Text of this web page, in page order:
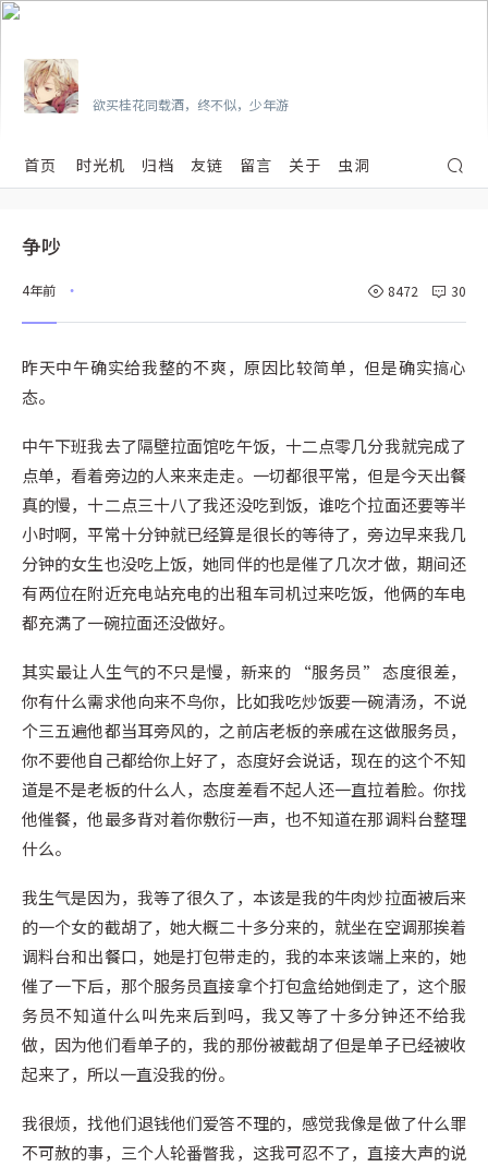
欲买桂花同载酒，终不似，少年游
首页 时光机 归档 友链 留言 关于 虫洞
争吵
4年前 • 8472 30
昨天中午确实给我整的不爽，原因比较简单，但是确实搞心
态。
中午下班我去了隔壁拉面馆吃午饭，十二点零几分我就完成了
点单，看着旁边的人来来走走。一切都很平常，但是今天出餐
真的慢，十二点三十八了我还没吃到饭，谁吃个拉面还要等半
小时啊，平常十分钟就已经算是很长的等待了，旁边早来我几
分钟的女生也没吃上饭，她同伴的也是催了几次才做，期间还
有两位在附近充电站充电的出租车司机过来吃饭，他俩的车电
都充满了一碗拉面还没做好。
其实最让人生气的不只是慢，新来的 “服务员” 态度很差，
你有什么需求他向来不鸟你，比如我吃炒饭要一碗清汤，不说
个三五遍他都当耳旁风的，之前店老板的亲戚在这做服务员，
你不要他自己都给你上好了，态度好会说话，现在的这个不知
道是不是老板的什么人，态度差看不起人还一直拉着脸。你找
他催餐，他最多背对着你敷衍一声，也不知道在那调料台整理
什么。
我生气是因为，我等了很久了，本该是我的牛肉炒拉面被后来
的一个女的截胡了，她大概二十多分来的，就坐在空调那挨着
调料台和出餐口，她是打包带走的，我的本来该端上来的，她
催了一下后，那个服务员直接拿个打包盒给她倒走了，这个服
务员不知道什么叫先来后到吗，我又等了十多分钟还不给我
做，因为他们看单子的，我的那份被截胡了但是单子已经被收
起来了，所以一直没我的份。
我很烦，找他们退钱他们爱答不理的，感觉我像是做了什么罪
不可赦的事，三个人轮番瞥我，这我可忍不了，直接大声的说